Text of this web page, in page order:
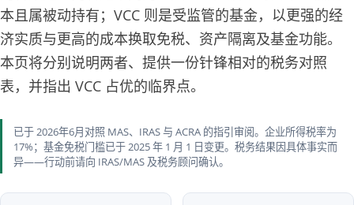
本且属被动持有；VCC 则是受监管的基金，以更强的经
济实质与更高的成本换取免税、资产隔离及基金功能。
本页将分别说明两者、提供一份针锋相对的税务对照
表，并指出 VCC 占优的临界点。
已于 2026年6月对照 MAS、IRAS 与 ACRA 的指引审阅。企业所得税率为
17%；基金免税门槛已于 2025 年 1 月 1 日变更。税务结果因具体事实而
异——行动前请向 IRAS/MAS 及税务顾问确认。